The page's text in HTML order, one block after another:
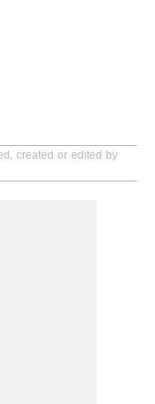
created or edited by